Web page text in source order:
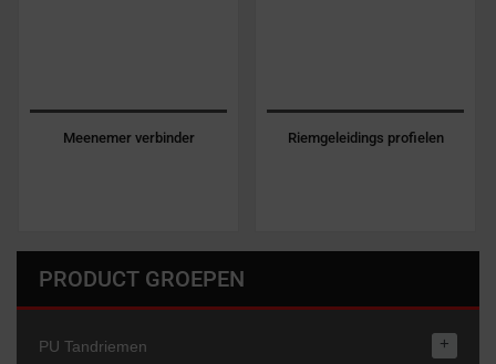
Meenemer verbinder Riemgeleidings profielen
PRODUCT GROEPEN
PU Tandriemen +